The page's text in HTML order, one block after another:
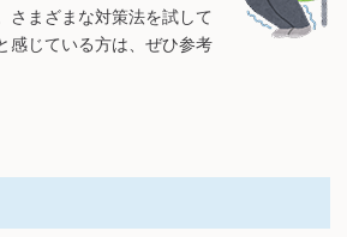
さまざまな対策法を試して
感じている方は、ぜひ参考